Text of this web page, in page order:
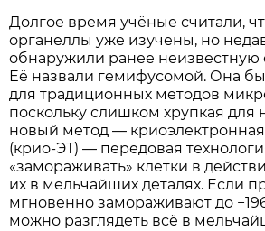
Долгое время учёные считали,
органеллы уже изучены, но
обнаружили ранее неизвестную
Её назвали гемифусомой. Она
для традиционных методов
поскольку слишком хрупкая для
новый метод —
(крио-ЭТ) — передовая
«замораживать» клетки в
их в мельчайших деталях. Если
мгновенно замораживают до
можно разглядеть всё в